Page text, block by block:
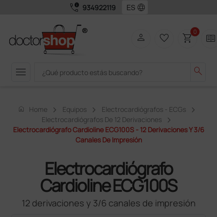
call_quality 934922119 language
menu search
person favorite_border shopping_cart0 two_pager
home Home Equipos
Electrocardiógrafos - ECGs
Electrocardiógrafos De 12 Derivaciones
Electrocardiógrafo Cardioline ECG100S - 12 Derivaciones Y 3/6
Canales De Impresión
Electrocardiógrafo
Cardioline ECG100S
12 derivaciones y 3/6 canales de impresión